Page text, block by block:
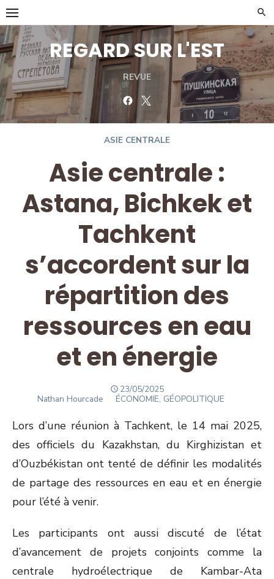
Skip
to
content
REGARD SUR L'EST
REVUE
FacebookTwitter
ASIE CENTRALE
Asie centrale :
Astana, Bichkek et
Tachkent
s’accordent sur la
répartition des
ressources en eau
et en énergie
POSTED
ON
23/05/2025
Author
Nathan Hourcade ÉCONOMIE, GÉOPOLITIQUE
Lors d’une réunion à Tachkent, le 14 mai 2025,
des officiels du Kazakhstan, du Kirghizistan et
d’Ouzbékistan ont tenté de définir les modalités
de partage des ressources en eau et en énergie
pour l’été à venir.
Les participants ont aussi discuté de l’état
d’avancement de projets conjoints comme la
centrale hydroélectrique de Kambar-Ata